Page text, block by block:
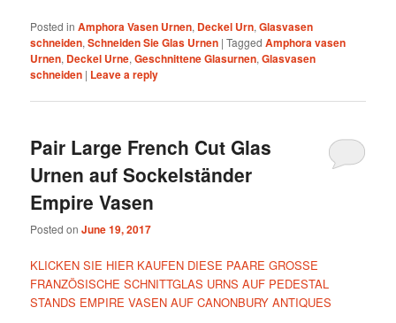
Posted in Amphora Vasen Urnen, Deckel Urn,Glasvasen
schneiden,Schneiden Sie Glas Urnen |Tagged Amphora vasen
Urnen, Deckel Urne,Geschnittene Glasurnen,Glasvasen
schneiden | Leave a reply
Pair Large French Cut Glas
Urnen auf Sockelständer
Empire Vasen
Posted onJune 19, 2017
KLICKEN SIE HIER KAUFEN DIESE PAARE GROSSE
FRANZÖSISCHE SCHNITTGLAS URNS AUF PEDESTAL
STANDS EMPIRE VASEN AUF CANONBURY ANTIQUES